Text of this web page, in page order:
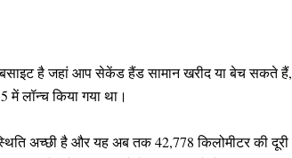
है जहां आप सेकेंड हैंड सामान खरीद या बेच सकते हैं,
लॉन्च किया गया था।
अच्छी है और यह अब तक 42,778 किलोमीटर की दूरी